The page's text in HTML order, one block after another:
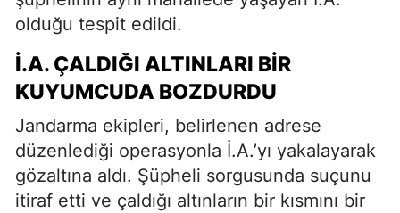
olduğu tespit edildi.
İ.A. ÇALDIĞI ALTINLARI BIR
KUYUMCUDA BOZDURDU
Jandarma ekipleri, belirlenen adrese
düzenlediği operasyonla İ.A.’yı yakalayarak
gözaltına aldı. Şüpheli sorgusunda suçunu
itiraf etti ve çaldığı altınların bir kısmını bir